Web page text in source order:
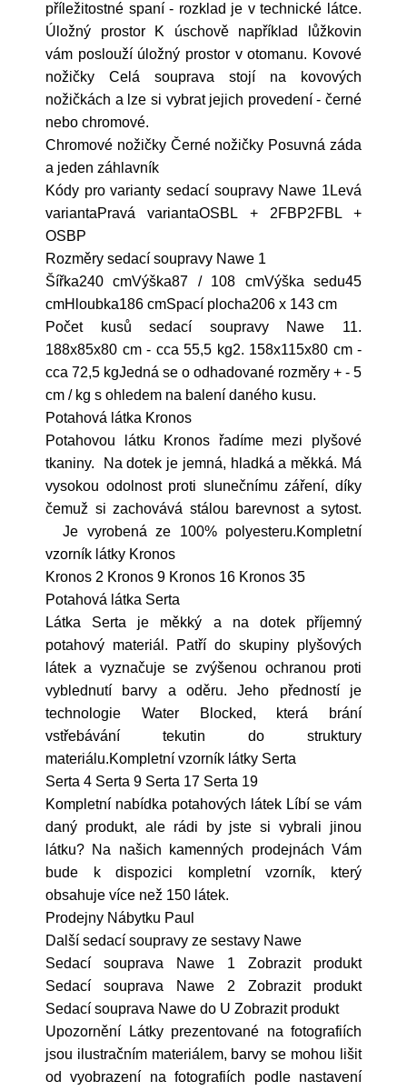
příležitostné spaní - rozklad je v technické látce.
Úložný prostor K úschově například lůžkovin
vám poslouží úložný prostor v otomanu. Kovové
nožičky Celá souprava stojí na kovových
nožičkách a lze si vybrat jejich provedení - černé
nebo chromové.
Chromové nožičky Černé nožičky Posuvná záda
a jeden záhlavník
Kódy pro varianty sedací soupravy Nawe 1Levá
variantaPravá variantaOSBL + 2FBP2FBL +
OSBP
Rozměry sedací soupravy Nawe 1
Šířka240 cmVýška87 / 108 cmVýška sedu45
cmHloubka186 cmSpací plocha206 x 143 cm
Počet kusů sedací soupravy Nawe 11.
188x85x80 cm - cca 55,5 kg2. 158x115x80 cm -
cca 72,5 kgJedná se o odhadované rozměry + - 5
cm / kg s ohledem na balení daného kusu.
Potahová látka Kronos
Potahovou látku Kronos řadíme mezi plyšové
tkaniny. Na dotek je jemná, hladká a měkká. Má
vysokou odolnost proti slunečnímu záření, díky
čemuž si zachovává stálou barevnost a sytost.
Je vyrobená ze 100% polyesteru.Kompletní
vzorník látky Kronos
Kronos 2 Kronos 9 Kronos 16 Kronos 35
Potahová látka Serta
Látka Serta je měkký a na dotek příjemný
potahový materiál. Patří do skupiny plyšových
látek a vyznačuje se zvýšenou ochranou proti
vyblednutí barvy a oděru. Jeho předností je
technologie Water Blocked, která brání
vstřebávání tekutin do struktury
materiálu.Kompletní vzorník látky Serta
Serta 4 Serta 9 Serta 17 Serta 19
Kompletní nabídka potahových látek Líbí se vám
daný produkt, ale rádi by jste si vybrali jinou
látku? Na našich kamenných prodejnách Vám
bude k dispozici kompletní vzorník, který
obsahuje více než 150 látek.
Prodejny Nábytku Paul
Další sedací soupravy ze sestavy Nawe
Sedací souprava Nawe 1 Zobrazit produkt
Sedací souprava Nawe 2 Zobrazit produkt
Sedací souprava Nawe do U Zobrazit produkt
Upozornění Látky prezentované na fotografiích
jsou ilustračním materiálem, barvy se mohou lišit
od vyobrazení na fotografiích podle nastavení